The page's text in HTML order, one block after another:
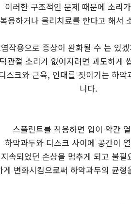
이러한 구조적인 문제 때문에 소리
용하거나 물리치료를 한다고 해서
작용으로 증상이 완화될 수 는 있
턱관절 소리가 없어지려면 과도하게
스크와 근육, 인대를 짓이기는 하
니다.
스플린트를 착용하면 입이 약간
하악과두와 디스크 사이에 공간이
지속되었던 손상을 멈추게 되고 불필
게 변화시킴으로써 하악과두의 균